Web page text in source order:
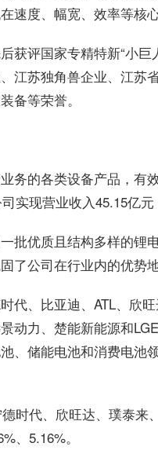
度、幅宽、效率等核
获评国家专精特新“小
江苏独角兽企业、江苏
备等荣誉。
务的各类设备产品，有
实现营业收入45.15亿元
批优质且结构多样的锂
了公司在行业内的优势地
代、比亚迪、ATL、欣
动力、楚能新能源和
、储能电池和消费电池
时代、欣旺达、璞泰来
、5.16%。